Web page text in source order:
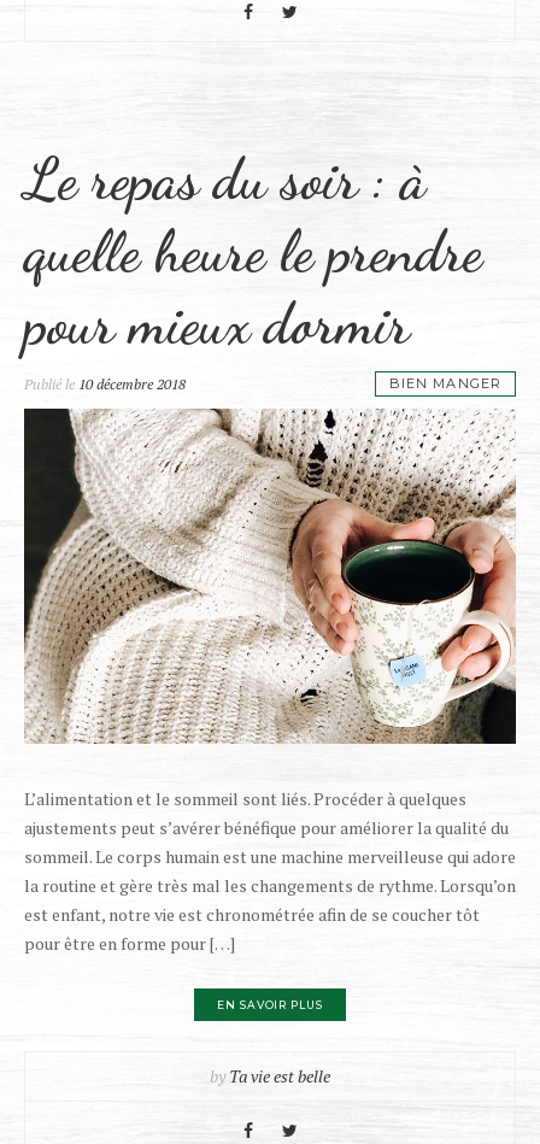
Le repas du soir : à
quelle heure le prendre
pour mieux dormir
Publié le 10 décembre 2018 BIEN MANGER
L’alimentation et le sommeil sont liés. Procéder à quelques
ajustements peut s’avérer bénéfique pour améliorer la qualité du
sommeil. Le corps humain est une machine merveilleuse qui adore
la routine et gère très mal les changements de rythme. Lorsqu’on
est enfant, notre vie est chronométrée afin de se coucher tôt
pour être en forme pour […]
EN SAVOIR PLUS
byTa vie est belle